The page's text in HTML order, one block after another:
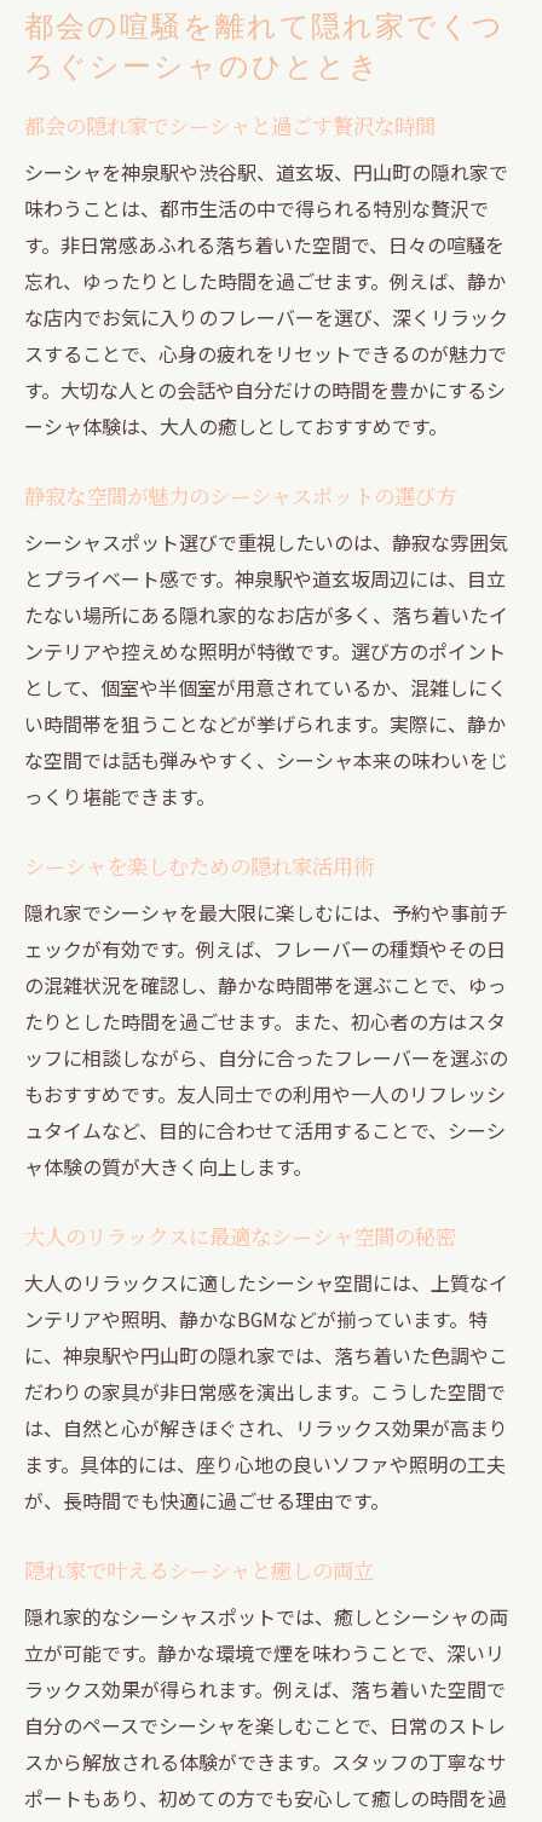
都会の喧騒を離れて隠れ家でくつ
ろぐシーシャのひととき
都会の隠れ家でシーシャと過ごす贅沢な時間
シーシャを神泉駅や渋谷駅、道玄坂、円山町の隠れ家で
味わうことは、都市生活の中で得られる特別な贅沢で
す。非日常感あふれる落ち着いた空間で、日々の喧騒を
忘れ、ゆったりとした時間を過ごせます。例えば、静か
な店内でお気に入りのフレーバーを選び、深くリラック
スすることで、心身の疲れをリセットできるのが魅力で
す。大切な人との会話や自分だけの時間を豊かにするシ
ーシャ体験は、大人の癒しとしておすすめです。
静寂な空間が魅力のシーシャスポットの選び方
シーシャスポット選びで重視したいのは、静寂な雰囲気
とプライベート感です。神泉駅や道玄坂周辺には、目立
たない場所にある隠れ家的なお店が多く、落ち着いたイ
ンテリアや控えめな照明が特徴です。選び方のポイント
として、個室や半個室が用意されているか、混雑しにく
い時間帯を狙うことなどが挙げられます。実際に、静か
な空間では話も弾みやすく、シーシャ本来の味わいをじ
っくり堪能できます。
シーシャを楽しむための隠れ家活用術
隠れ家でシーシャを最大限に楽しむには、予約や事前チ
ェックが有効です。例えば、フレーバーの種類やその日
の混雑状況を確認し、静かな時間帯を選ぶことで、ゆっ
たりとした時間を過ごせます。また、初心者の方はスタ
ッフに相談しながら、自分に合ったフレーバーを選ぶの
もおすすめです。友人同士での利用や一人のリフレッシ
ュタイムなど、目的に合わせて活用することで、シーシ
ャ体験の質が大きく向上します。
大人のリラックスに最適なシーシャ空間の秘密
大人のリラックスに適したシーシャ空間には、上質なイ
ンテリアや照明、静かなBGMなどが揃っています。特
に、神泉駅や円山町の隠れ家では、落ち着いた色調やこ
だわりの家具が非日常感を演出します。こうした空間で
は、自然と心が解きほぐされ、リラックス効果が高まり
ます。具体的には、座り心地の良いソファや照明の工夫
が、長時間でも快適に過ごせる理由です。
隠れ家で叶えるシーシャと癒しの両立
隠れ家的なシーシャスポットでは、癒しとシーシャの両
立が可能です。静かな環境で煙を味わうことで、深いリ
ラックス効果が得られます。例えば、落ち着いた空間で
自分のペースでシーシャを楽しむことで、日常のストレ
スから解放される体験ができます。スタッフの丁寧なサ
ポートもあり、初めての方でも安心して癒しの時間を過